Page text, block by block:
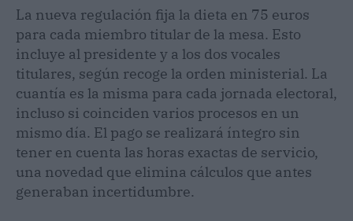
La nueva regulación fija la dieta en 75 euros
para cada miembro titular de la mesa. Esto
incluye al presidente y a los dos vocales
titulares, según recoge la orden ministerial. La
cuantía es la misma para cada jornada electoral,
incluso si coinciden varios procesos en un
mismo día. El pago se realizará íntegro sin
tener en cuenta las horas exactas de servicio,
una novedad que elimina cálculos que antes
generaban incertidumbre.